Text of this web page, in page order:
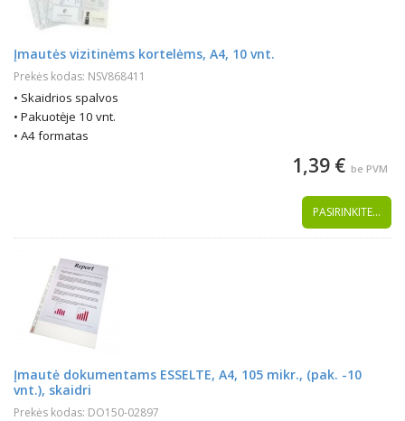
Įmautės vizitinėms kortelėms, A4, 10 vnt.
Prekės kodas: NSV868411
• Skaidrios spalvos
• Pakuotėje 10 vnt.
• A4 formatas
1,39 € be PVM
PASIRINKITE...
Įmautė dokumentams ESSELTE, A4, 105 mikr., (pak. -10
vnt.), skaidri
Prekės kodas: DO150-02897